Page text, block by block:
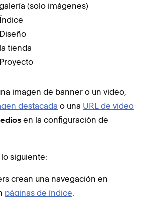
(solo imágenes)
tienda
imagen de banner o un video,
destacada o una URL de video
en la configuración de
siguiente:
crean una navegación en
páginas de índice.